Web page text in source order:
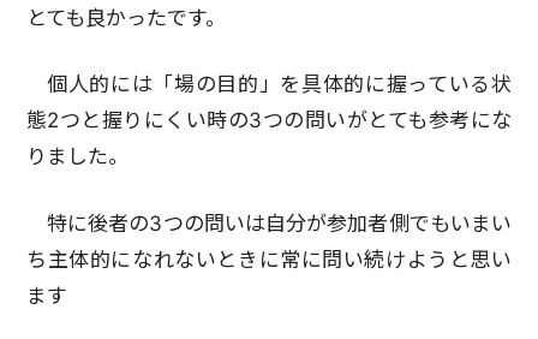
とても良かったです。
個人的には「場の目的」を具体的に握っている状
態2つと握りにくい時の3つの問いがとても参考にな
りました。
特に後者の3つの問いは自分が参加者側でもいまい
ち主体的になれないときに常に問い続けようと思い
ます